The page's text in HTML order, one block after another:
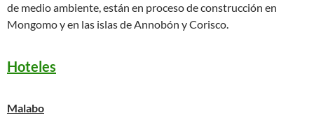
de medio ambiente, están en proceso de construcción en
Mongomo y en las islas de Annobón y Corisco.
Hoteles
Malabo